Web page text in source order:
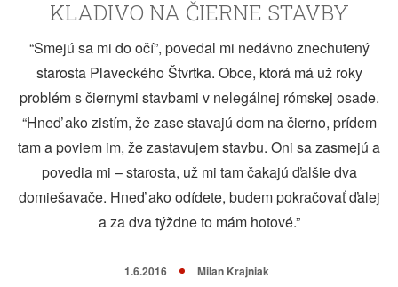
KLADIVO NA ČIERNE STAVBY
“Smejú sa mi do očí”, povedal mi nedávno znechutený
starosta Plaveckého Štvrtka. Obce, ktorá má už roky
problém s čiernymi stavbami v nelegálnej rómskej osade.
“Hneď ako zistím, že zase stavajú dom na čierno, prídem
tam a poviem im, že zastavujem stavbu. Oni sa zasmejú a
povedia mi – starosta, už mi tam čakajú ďalšie dva
domiešavače. Hneď ako odídete, budem pokračovať ďalej
a za dva týždne to mám hotové.”
1.6.2016 Milan Krajniak